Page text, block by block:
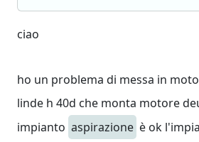
ciao
ho un problema di messa in
linde h 40d che monta motore
impianto aspirazione è ok